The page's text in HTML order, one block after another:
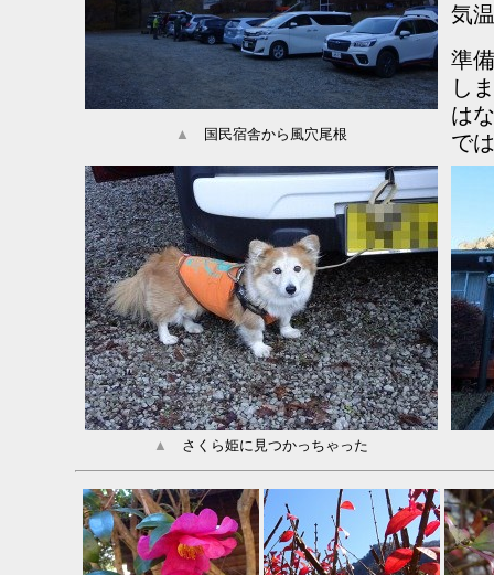
気
準
し
は
で
▲ 国民宿舎から風穴尾根
▲ さくら姫に見つかっちゃった